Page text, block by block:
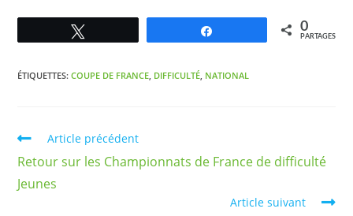
0
PARTAGES
ÉTIQUETTES:COUPE DE FRANCE, DIFFICULTÉ, NATIONAL
Article précédent
Retour sur les Championnats de France de difficulté
Jeunes
Article suivant